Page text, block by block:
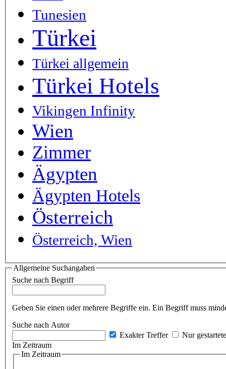
Tunesien
Türkei
Türkei allgemein
Türkei Hotels
Vikingen Infinity
Wien
Zimmer
Ägypten
Ägypten Hotels
Österreich
Österreich, Wien
Allgemeine Suchangaben
Suche nach Begriff
Geben Sie einen oder mehrere Begriffe ein. Ein Begriff muss
Suche nach Autor
Exakter Treffer
Nur
Im Zeitraum
Im Zeitraum